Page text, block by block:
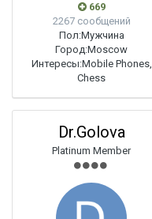
669
2267 сообщений
Пол:Мужчина
Город:Moscow
Интересы:Mobile Phones,
Chess
Dr.Golova
Platinum Member